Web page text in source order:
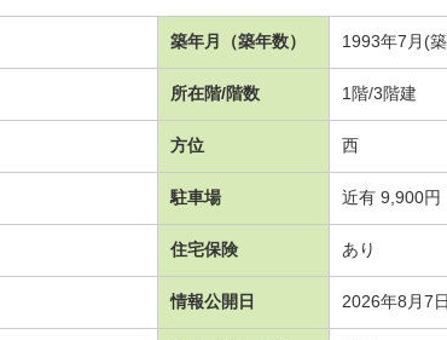
築年月（築年数） 1993年7月(
所在階/階数 1階/3階建
方位 西
駐車場 近有 9,900円
住宅保険 あり
情報公開日 2026年8月7日